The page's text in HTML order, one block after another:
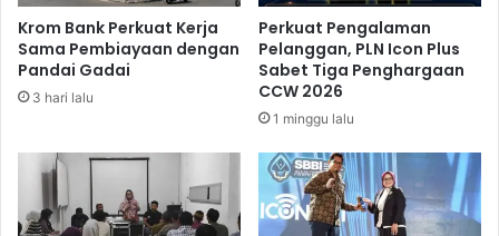
o
b
i
C
h
n
i
l
k
K
l
Krom Bank Perkuat Kerja
Sama Pembiayaan dengan
Pandai Gadai
3 hari lalu
Perkuat Pengalaman
Pelanggan, PLN Icon Plus
Sabet Tiga Penghargaan
CCW 2026
1 minggu lalu